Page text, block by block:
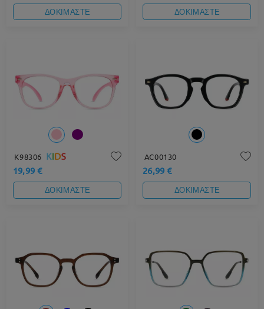
ΔΟΚΙΜΑΣΤΕ ΔΟΚΙΜΑΣΤΕ
K98306
19,99 €
ΔΟΚΙΜΑΣΤΕ
AC00130
26,99 €
ΔΟΚΙΜΑΣΤΕ